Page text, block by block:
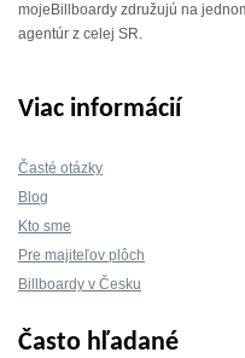
mojeBillboardy združujú na
agentúr z celej SR.
Viac informácií
Časté otázky
Blog
Kto sme
Pre majiteľov plôch
Billboardy v Česku
Často hľadané